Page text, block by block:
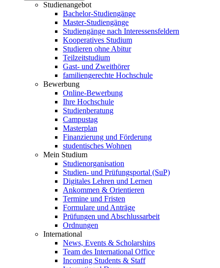
Studienangebot
Bachelor-Studiengänge
Master-Studiengänge
Studiengänge nach Interessensfeldern
Kooperatives Studium
Studieren ohne Abitur
Teilzeitstudium
Gast- und Zweithörer
familiengerechte Hochschule
Bewerbung
Online-Bewerbung
Ihre Hochschule
Studienberatung
Campustag
Masterplan
Finanzierung und Förderung
studentisches Wohnen
Mein Studium
Studienorganisation
Studien- und Prüfungsportal (SuP)
Digitales Lehren und Lernen
Ankommen & Orientieren
Termine und Fristen
Formulare und Anträge
Prüfungen und Abschlussarbeit
Ordnungen
International
News, Events & Scholarships
Team des International Office
Incoming Students & Staff